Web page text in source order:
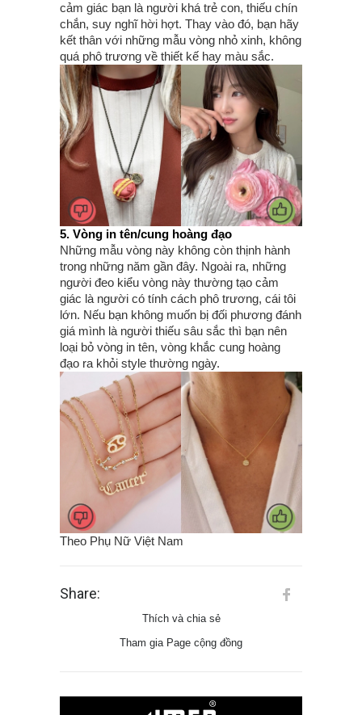
cảm giác bạn là người khá trẻ con, thiếu chín
chắn, suy nghĩ hời hợt. Thay vào đó, bạn hãy
kết thân với những mẫu vòng nhỏ xinh, không
quá phô trương về thiết kế hay màu sắc.
5. Vòng in tên/cung hoàng đạo
Những mẫu vòng này không còn thịnh hành
trong những năm gần đây. Ngoài ra, những
người đeo kiểu vòng này thường tạo cảm
giác là người có tính cách phô trương, cái tôi
lớn. Nếu bạn không muốn bị đối phương đánh
giá mình là người thiếu sâu sắc thì bạn nên
loại bỏ vòng in tên, vòng khắc cung hoàng
đạo ra khỏi style thường ngày.
Theo Phụ Nữ Việt Nam
Share:
Thích và chia sẻ
Tham gia Page cộng đồng